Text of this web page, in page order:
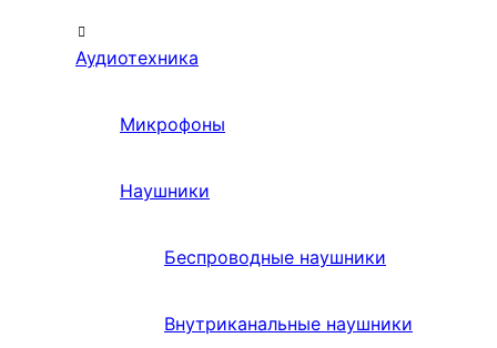
Аудиотехника
Микрофоны
Наушники
Беспроводные наушники
Внутриканальные наушники